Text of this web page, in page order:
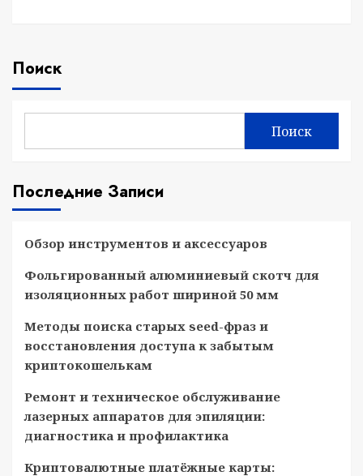
Поиск
Поиск
Последние Записи
Обзор инструментов и аксессуаров
Фольгированный алюминиевый скотч для
изоляционных работ шириной 50 мм
Методы поиска старых seed-фраз и
восстановления доступа к забытым
криптокошелькам
Ремонт и техническое обслуживание
лазерных аппаратов для эпиляции:
диагностика и профилактика
Криптовалютные платёжные карты: